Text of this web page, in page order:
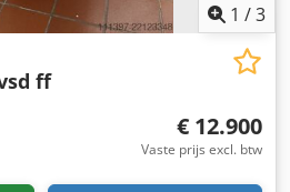
1 /3
ff
€ 12.900
Vaste prijs excl. btw